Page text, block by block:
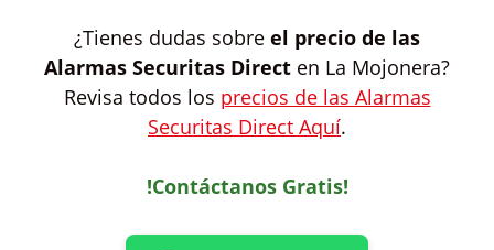
¿Tienes dudas sobre el precio de las
Alarmas Securitas Direct en La Mojonera?
Revisa todos los precios de las Alarmas
Securitas Direct Aquí.
!Contáctanos Gratis!